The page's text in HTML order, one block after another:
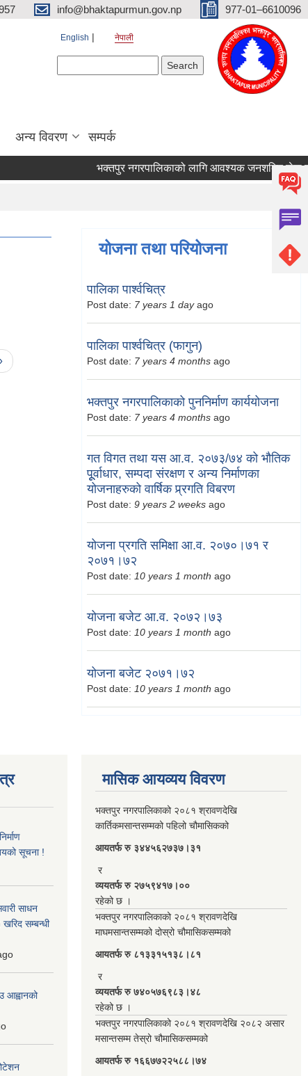
info@bhaktapurmun.gov.np 977-01–6610096
English नेपाली
अन्य विवरण सम्पर्क
भक्तपुर नगरपालिकाको लागि आवश्यक जनशक्ति सेवा
योजना तथा परियोजना
पालिका पार्श्वचित्र
Post date: 7 years 1 dayago
पालिका पार्श्वचित्र (फागुन)
Post date: 7 years 4 months ago
भक्तपुर नगरपालिकाको पुननिर्माण कार्ययोजना
Post date: 7 years 4 months ago
गत विगत तथा यस आ.व. २०७३/७४ को भौतिक
पूूर्वाधार, सम्पदा संरक्षण र अन्य निर्माणका
योजनाहरुको वार्षिक प्र्रगति विबरण
Post date: 9 years 2 weeks ago
योजना प्रगति समिक्षा आ.व. २०७०।७१ र
२०७१।७२
Post date: 10 years 1 month ago
योजना बजेट आ.व. २०७२।७३
Post date: 10 years 1 month ago
योजना बजेट २०७१।७२
Post date: 10 years 1 month ago
सूचना !
साधन
सम्बन्धी
आह्वानको
मासिक आयव्यय विवरण
भक्तपुर नगरपालिकाको २०८१ श्रावणदेखि
कार्तिकमसान्तसम्मको पहिलो चौमासिकको
आयतर्फ रु‌ ३४४५६२७३७।३१
र
व्ययतर्फ रु २७५९४१७।००
रहेको छ ।
भक्तपुर नगरपालिकाको २०८१ श्रावणदेखि
माघमसान्तसम्मको दोस्रो चौमासिकसम्मको
आयतर्फ रु‌ ८१३३१५१३८।८१
र
व्ययतर्फ रु ७४०५७६९८३।४८
रहेको छ ।
भक्तपुर नगरपालिकाको २०८१ श्रावणदेखि २०८२ असार
मसान्तसम्म तेस्रो चौमासिकसम्मको
आयतर्फ रु‌ १६६७७२२५८८।७४